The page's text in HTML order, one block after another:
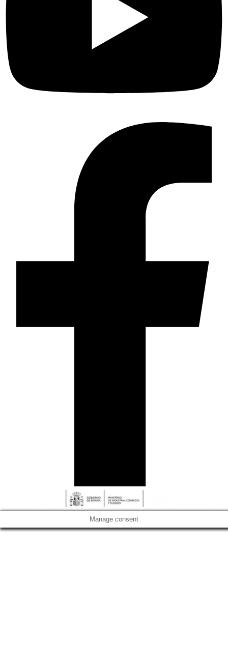
Manage consent